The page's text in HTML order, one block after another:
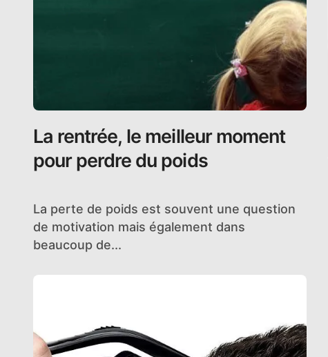
La rentrée, le meilleur moment
pour perdre du poids
La perte de poids est souvent une question
de motivation mais également dans
beaucoup de...